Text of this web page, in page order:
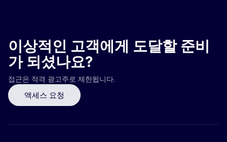
이상적인 고객에게 도달할 준비
가 되셨나요?
접근은 적격 광고주로 제한됩니다.
액세스 요청